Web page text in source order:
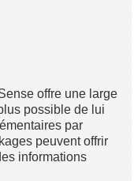
offre une large
possible de lui
par
peuvent offrir
informations